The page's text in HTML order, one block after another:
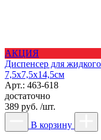
АКЦИЯ
Диспенсер для
7,5х7,5х14,5см
Арт.: 463-618
достаточно
389 руб. /шт.
В корзину